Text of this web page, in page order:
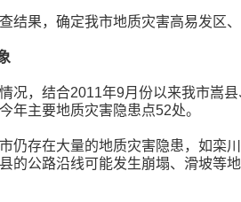
结果，确定我市地质灾害高易发区、
况，结合2011年9月份以来我市嵩
年主要地质灾害隐患点52处。
仍存在大量的地质灾害隐患，如栾
的公路沿线可能发生崩塌、滑坡等